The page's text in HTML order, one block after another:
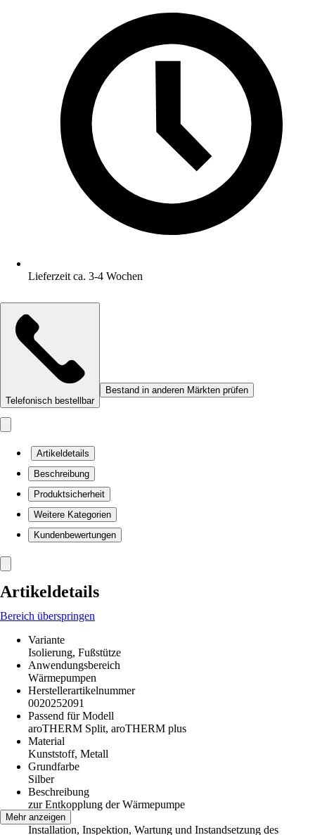
Lieferzeit ca. 3-4 Wochen
Telefonisch bestellbar
Bestand in anderen Märkten prüfen
Artikeldetails
Beschreibung
Produktsicherheit
Weitere Kategorien
Kundenbewertungen
Artikeldetails
Bereich überspringen
Variante
Isolierung, Fußstütze
Anwendungsbereich
Wärmepumpen
Herstellerartikelnummer
0020252091
Passend für Modell
aroTHERM Split, aroTHERM plus
Material
Kunststoff, Metall
Grundfarbe
Silber
Beschreibung
zur Entkopplung der Wärmepumpe
Hinweis
Installation, Inspektion, Wartung und Instandsetzung des
Mehr anzeigen